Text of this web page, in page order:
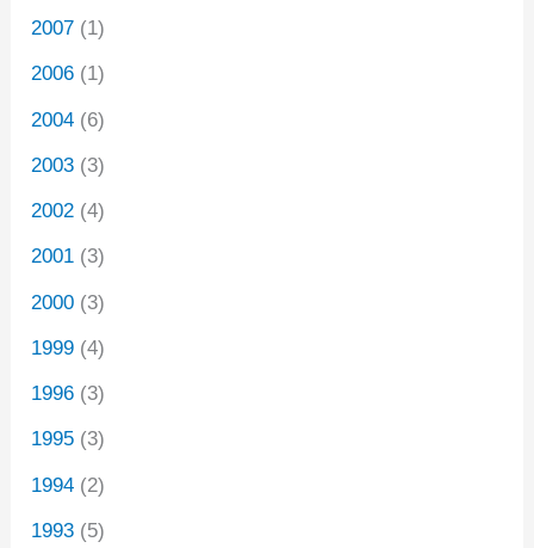
2007 (1)
2006 (1)
2004 (6)
2003 (3)
2002 (4)
2001 (3)
2000 (3)
1999 (4)
1996 (3)
1995 (3)
1994 (2)
1993 (5)